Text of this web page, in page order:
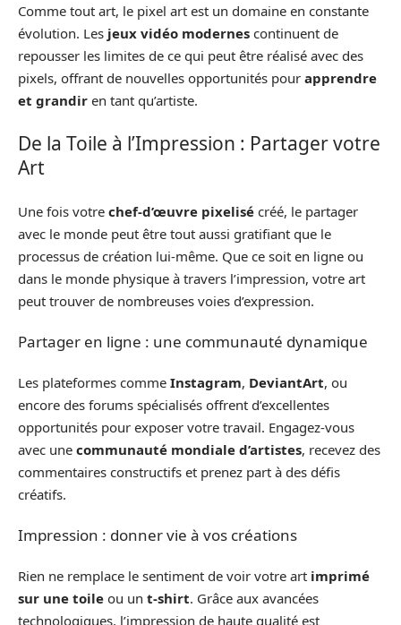
Comme tout art, le pixel art est un domaine en constante
évolution. Les jeux vidéo modernes continuent de
repousser les limites de ce qui peut être réalisé avec des
pixels, offrant de nouvelles opportunités pour apprendre
et grandir en tant qu’artiste.
De la Toile à l’Impression : Partager votre
Art
Une fois votre chef-d’œuvre pixelisé créé, le partager
avec le monde peut être tout aussi gratifiant que le
processus de création lui-même. Que ce soit en ligne ou
dans le monde physique à travers l’impression, votre art
peut trouver de nombreuses voies d’expression.
Partager en ligne : une communauté dynamique
Les plateformes comme Instagram, DeviantArt, ou
encore des forums spécialisés offrent d’excellentes
opportunités pour exposer votre travail. Engagez-vous
avec une communauté mondiale d’artistes, recevez des
commentaires constructifs et prenez part à des défis
créatifs.
Impression : donner vie à vos créations
Rien ne remplace le sentiment de voir votre art imprimé
sur une toile ou un t-shirt. Grâce aux avancées
technologiques, l’impression de haute qualité est